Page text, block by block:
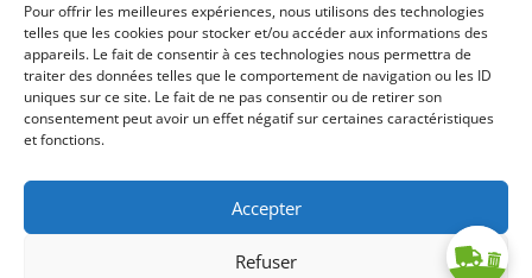
Pour offrir les meilleures expériences, nous utilisons des technologies
telles que les cookies pour stocker et/ou accéder aux informations des
appareils. Le fait de consentir à ces technologies nous permettra de
traiter des données telles que le comportement de navigation ou les ID
uniques sur ce site. Le fait de ne pas consentir ou de retirer son
consentement peut avoir un effet négatif sur certaines caractéristiques
et fonctions.
Accepter
Refuser
vous au flash info bi-mensuel Tri Action!